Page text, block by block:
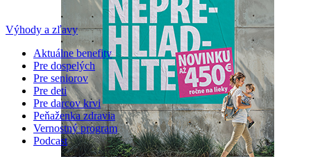
Výhody a zľavy
Aktuálne benefity
Pre dospelých
Pre seniorov
Pre deti
Pre darcov krvi
Peňaženka zdravia
Vernostný program
Podcast